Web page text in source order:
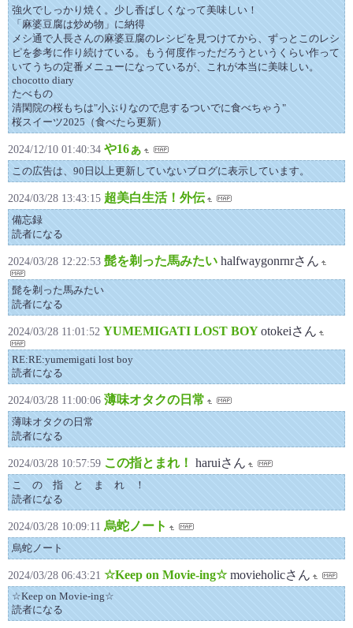
強火でしっかり焼く。少し香ばしくなって美味しい！
「麻婆豆腐は炒め物」に納得
メシ通で人長さんの麻婆豆腐のレシピを見つけてから、ずっとこのレシ
ピを参考に作り続けている。もう何度作っただろうというくらい作って
いてうちの定番メニューになっているが、これが本当に美味しい。
chocotto diary
たべもの
清閑院の桜もちは"小ぶりなので息するついでに食べちゃう"
桜スイーツ2025（食べたら更新）
2024/12/10 01:40:34 や16ぁ
この広告は、90日以上更新していないブログに表示しています。
2024/03/28 13:43:15 超美白生活！外伝
備忘録
読者になる
2024/03/28 12:22:53 髭を剃った馬みたい halfwaygonrnrさん
髭を剃った馬みたい
読者になる
2024/03/28 11:01:52 YUMEMIGATI LOST BOYotokeiさん
RE:RE:yumemigati lost boy
読者になる
2024/03/28 11:00:06 薄味オタクの日常
薄味オタクの日常
読者になる
2024/03/28 10:57:59 この指とまれ！ haruiさん
こ の 指 と ま れ ！
読者になる
2024/03/28 10:09:11 烏蛇ノート
烏蛇ノート
2024/03/28 06:43:21 ☆Keep on Movie-ing☆ movieholicさん
☆Keep on Movie-ing☆
読者になる